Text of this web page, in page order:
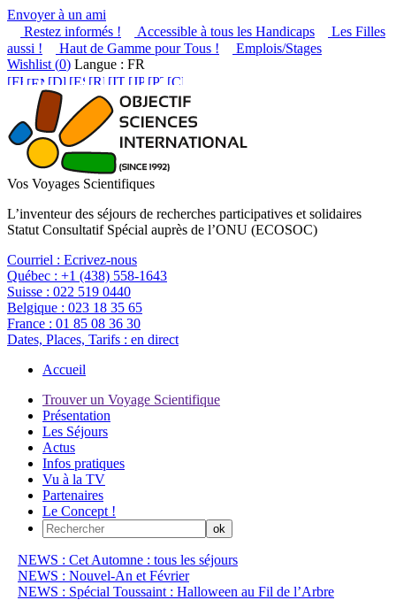
Envoyer à un ami
Restez informés !
Accessible à tous les Handicaps
Les Filles
aussi !
Haut de Gamme pour Tous !
Emplois/Stages
Wishlist (0) Langue : FR
Vos Voyages Scientifiques
L’inventeur des séjours de recherches participatives et solidaires
Statut Consultatif Spécial auprès de l’ONU (ECOSOC)
Courriel : Ecrivez-nous
Québec : +1 (438) 558-1643
Suisse : 022 519 0440
Belgique : 023 18 35 65
France : 01 85 08 36 30
Dates, Places, Tarifs : en direct
Accueil
Trouver un Voyage Scientifique
Présentation
Les Séjours
Actus
Infos pratiques
Vu à la TV
Partenaires
Le Concept !
NEWS : Cet Automne : tous les séjours
NEWS : Nouvel-An et Février
NEWS : Spécial Toussaint : Halloween au Fil de l’Arbre